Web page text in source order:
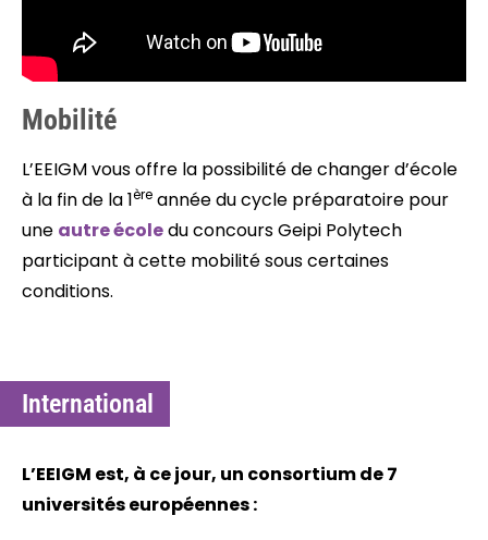
Mobilité
L’EEIGM vous offre la possibilité de changer d’école
à la fin de la 1ère année du cycle préparatoire pour
une autre écoledu concours Geipi Polytech
participant à cette mobilité sous certaines
conditions.
International
L’EEIGM est, à ce jour, un consortium de 7
universités européennes :